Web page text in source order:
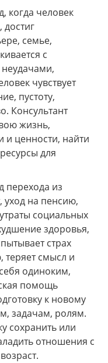
когда человек
достиг
семье,
с
чувствует
пустоту,
Консультант
жизнь,
и ценности, найти
для
перехода из
уход на пенсию,
социальных
здоровья,
страх
теряет смысл и
одиноким,
помощь
к новому
задачам, ролям.
сохранить или
отношения с